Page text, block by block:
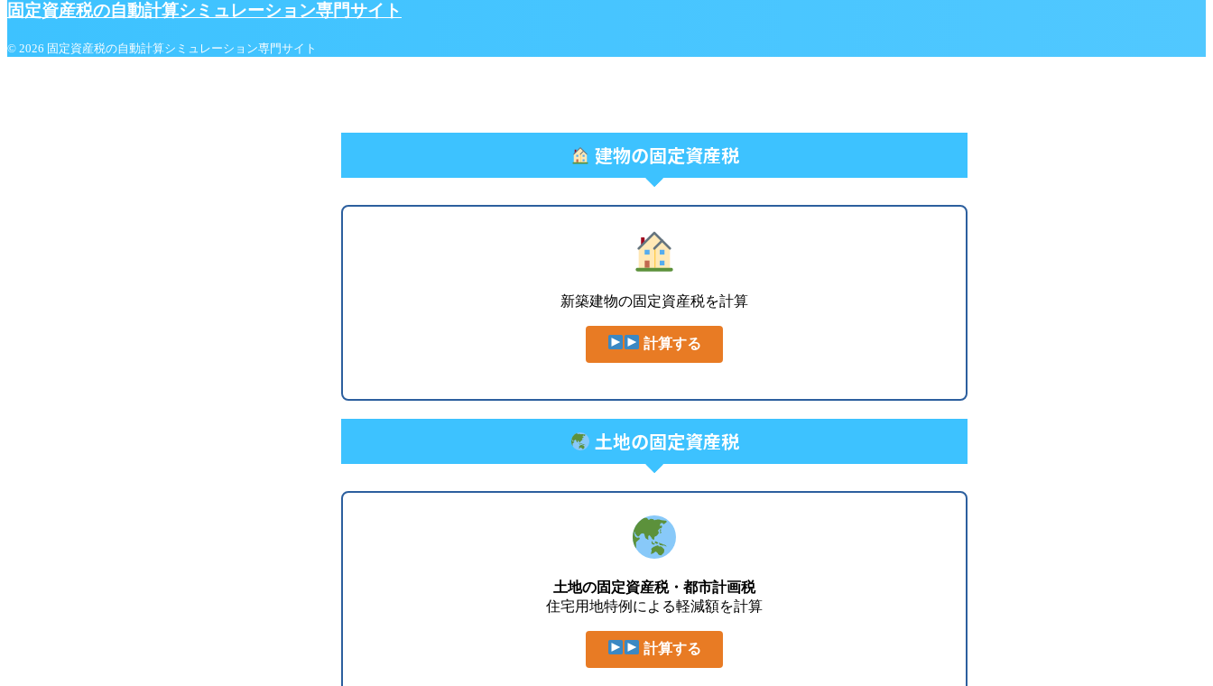
固定資産税の自動計算シミュレーション専門サイト
© 2026 固定資産税の自動計算シミュレーション専門サイト
建物の固定資産税
新築建物の固定資産税を計算
計算する
土地の固定資産税
土地の固定資産税・都市計画税
住宅用地特例による軽減額を計算
計算する